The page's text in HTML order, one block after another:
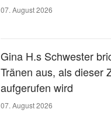
07. August 2026
Gina H.s Schwester
Tränen aus, als dieser
aufgerufen wird
07. August 2026